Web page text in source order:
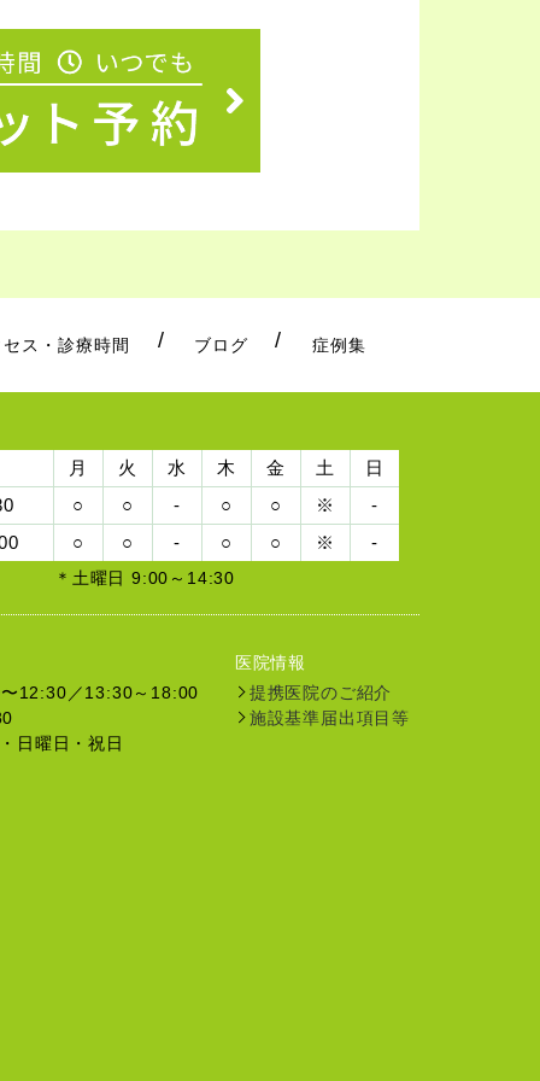
セス・診療時間 ブログ 症例集
月 火 水 木 金 土
日
○ ○ - ○ ○ ※
-
○ ○ - ○ ○ ※ -
＊土曜日 9:00～14:30
12:30／13:30～18:00
日曜日・祝日
医院情報
提携医院のご紹介
施設基準届出項目等